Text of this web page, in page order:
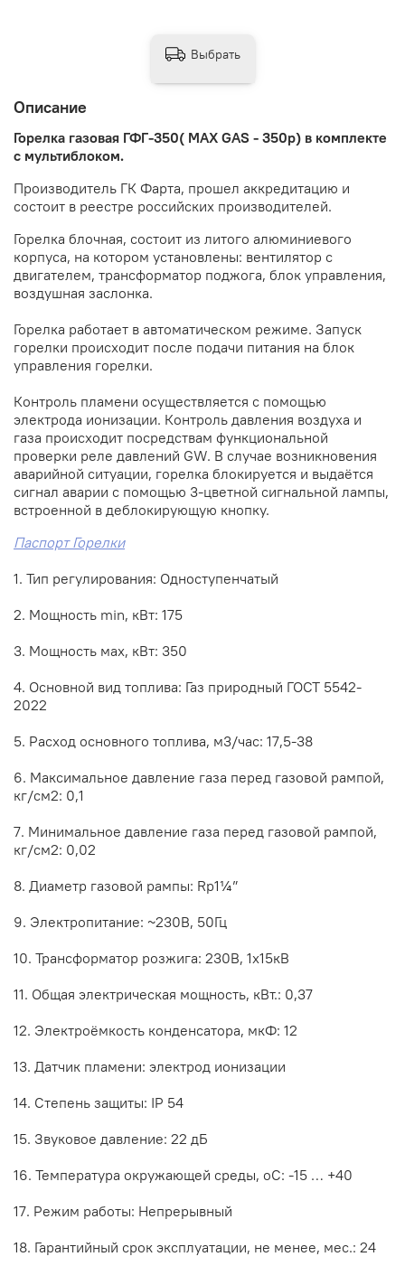
Описание
Горелка газовая ГФГ-350( MAX GAS - 350p) в комплекте
с мультиблоком.
Производитель ГК Фарта, прошел аккредитацию и
состоит в реестре российских производителей.
Горелка блочная, состоит из литого алюминиевого
корпуса, на котором установлены: вентилятор с
двигателем, трансформатор поджога, блок управления,
воздушная заслонка.
Горелка работает в автоматическом режиме. Запуск
горелки происходит после подачи питания на блок
управления горелки.
Контроль пламени осуществляется с помощью
электрода ионизации. Контроль давления воздуха и
газа происходит посредствам функциональной
проверки реле давлений GW. В случае возникновения
аварийной ситуации, горелка блокируется и выдаётся
сигнал аварии с помощью 3-цветной сигнальной лампы,
встроенной в деблокирующую кнопку.
Паспорт Горелки
1. Тип регулирования: Одноступенчатый
2. Мощность min, кВт: 175
3. Мощность мах, кВт: 350
4. Основной вид топлива: Газ природный ГОСТ 5542-
2022
5. Расход основного топлива, м3/час: 17,5-38
6. Максимальное давление газа перед газовой рампой,
кг/см2: 0,1
7. Минимальное давление газа перед газовой рампой,
кг/см2: 0,02
8. Диаметр газовой рампы: Rp1¼”
9. Электропитание: ~230В, 50Гц
10. Трансформатор розжига: 230В, 1х15кВ
11. Общая электрическая мощность, кВт.: 0,37
12. Электроёмкость конденсатора, мкФ: 12
13. Датчик пламени: электрод ионизации
14. Степень защиты: IP 54
15. Звуковое давление: 22 дБ
16. Температура окружающей среды, оС: -15 … +40
17. Режим работы: Непрерывный
18. Гарантийный срок эксплуатации, не менее, мес.: 24
Выбрать